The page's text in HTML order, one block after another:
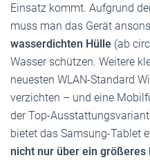
Einsatz kommt. Aufgrund
muss man das Gerät
wasserdichten Hülle (ab
Wasser schützen. Weitere
neuesten WLAN-Standard
verzichten – und eine
der Top-
bietet das Samsung-Tablet
nicht nur über ein größeres